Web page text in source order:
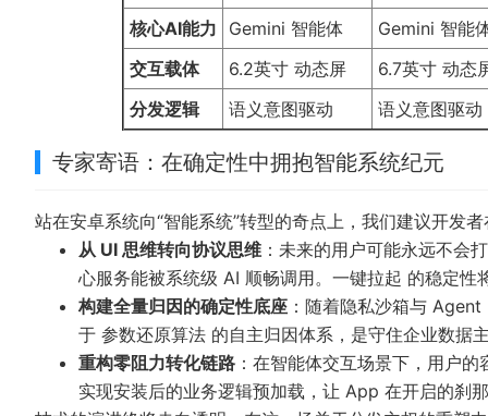
核心AI能力
Gemini 智能体
Gemini 智能
交互载体
6.2英寸 动态屏
6.7英寸 动态
分发逻辑
语义意图驱动 语义意图驱动
专家寄语：在确定性中拥抱智能系统纪元
站在安卓系统向“智能系统”转型的奇点上，我们建议开发
从 UI 思维转向协议思维 ：未来的用户可能永远不会
心服务能被系统级 AI 顺畅调用。 一键拉起 的稳定性
构建全量归因的确定性底座 ：随着隐私沙箱与
于 参数还原算法 的自主归因体系，是守住企业数据
重构零阻力转化链路 ：在智能体交互场景下，用户
实现安装后的业务逻辑预加载，让 App 在开启的刹